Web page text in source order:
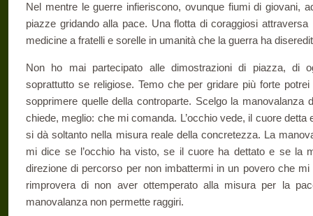
Nel mentre le guerre infieriscono, ovunque fiumi di giovani,
piazze gridando alla pace. Una flotta di coraggiosi
medicine a fratelli e sorelle in umanità che la guerra ha
Non ho mai partecipato alle dimostrazioni di piazza, di
soprattutto se religiose. Temo che per gridare più forte
sopprimere quelle della controparte. Scelgo la manovalanza
chiede, meglio: che mi comanda. L’occhio vede, il cuore
si dà soltanto nella misura reale della concretezza. La
mi dice se l’occhio ha visto, se il cuore ha dettato e se la
direzione di percorso per non imbattermi in un povero che
rimprovera di non aver ottemperato alla misura per la
manovalanza non permette raggiri.